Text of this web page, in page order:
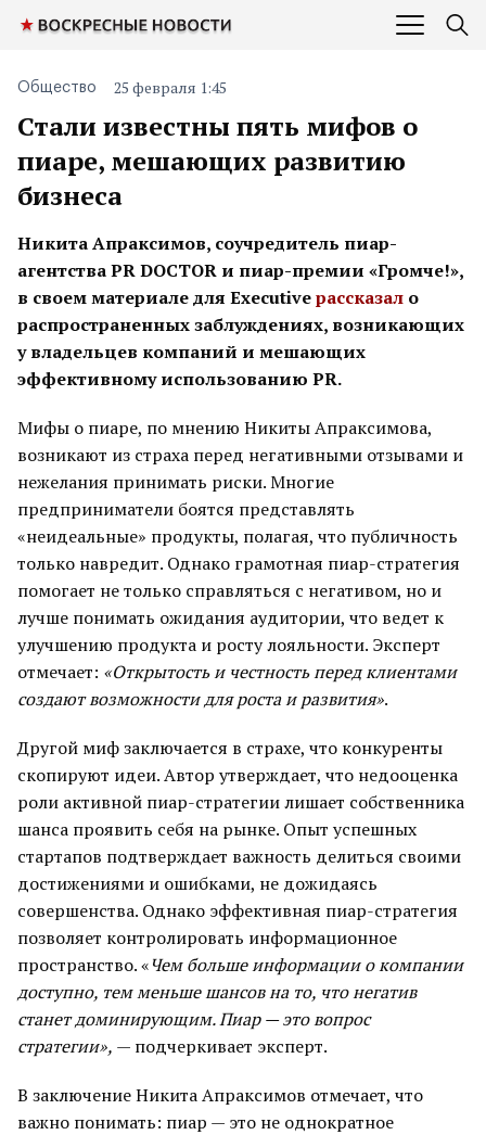
Стали известны пять мифов о
пиаре, мешающих развитию
бизнеса
Общество 25 февраля 1:45
Никита Апраксимов, соучредитель пиар-
агентства PR DOCTOR и пиар-премии «Громче!»,
в своем материале для Executiveрассказал о
распространенных заблуждениях, возникающих
у владельцев компаний и мешающих
эффективному использованию PR.
Мифы о пиаре, по мнению Никиты Апраксимова,
возникают из страха перед негативными отзывами и
нежелания принимать риски. Многие
предприниматели боятся представлять
«неидеальные» продукты, полагая, что публичность
только навредит. Однако грамотная пиар-стратегия
помогает не только справляться с негативом, но и
лучше понимать ожидания аудитории, что ведет к
улучшению продукта и росту лояльности. Эксперт
отмечает: «Открытость и честность перед клиентами
создают возможности для роста и развития».
Другой миф заключается в страхе, что конкуренты
скопируют идеи. Автор утверждает, что недооценка
роли активной пиар-стратегии лишает собственника
шанса проявить себя на рынке. Опыт успешных
стартапов подтверждает важность делиться своими
достижениями и ошибками, не дожидаясь
совершенства. Однако эффективная пиар-стратегия
позволяет контролировать информационное
пространство. «Чем больше информации о компании
доступно, тем меньше шансов на то, что негатив
станет доминирующим. Пиар — это вопрос
стратегии», — подчеркивает эксперт.
В заключение Никита Апраксимов отмечает, что
важно понимать: пиар — это не однократное